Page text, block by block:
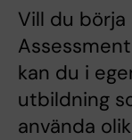
Vill du börja
kan du i
utbildning
använda